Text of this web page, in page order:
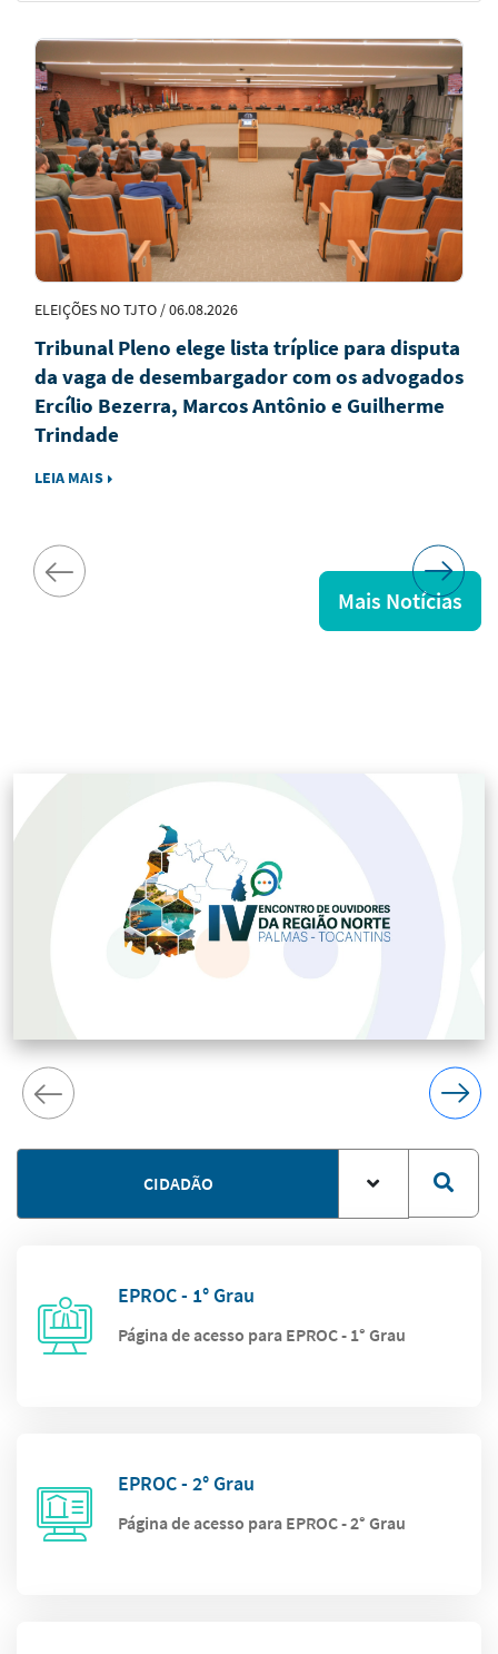
Notícias
em
Destaque
ELEIÇÕES NO TJTO / 06.08.2026
Tribunal Pleno elege lista tríplice para disputa
da vaga de desembargador com os advogados
Ercílio Bezerra, Marcos Antônio e Guilherme
Trindade
LEIA MAIS
Mais Notícias
CIDADÃO
EPROC - 1° Grau
Página de acesso para EPROC - 1° Grau
EPROC - 2° Grau
Página de acesso para EPROC - 2° Grau